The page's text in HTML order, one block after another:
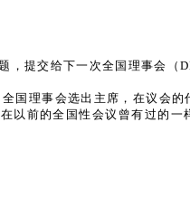
提交给下一次全国理事会（
国理事会选出主席，在议会的
以前的全国性会议曾有过的一